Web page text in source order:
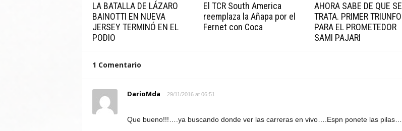
LA BATALLA DE LÁZARO
BAINOTTI EN NUEVA
JERSEY TERMINÓ EN EL
PODIO
El TCR South America
reemplaza la Añapa por el
Fernet con Coca
AHORA SABE DE QUE SE
TRATA. PRIMER TRIUNFO
PARA EL PROMETEDOR
SAMI PAJARI
1 Comentario
DarioMda 29/11/2016 at 06:51
Que bueno!!!….ya buscando donde ver las carreras en vivo….Espn ponete las pilas…